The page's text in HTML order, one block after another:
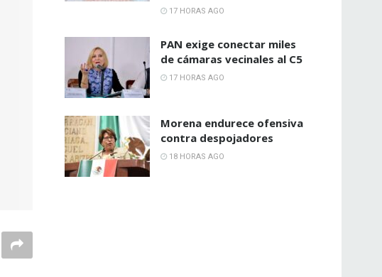
17 HORAS AGO
PAN exige conectar miles
de cámaras vecinales al C5
17 HORAS AGO
Morena endurece ofensiva
contra despojadores
18 HORAS AGO